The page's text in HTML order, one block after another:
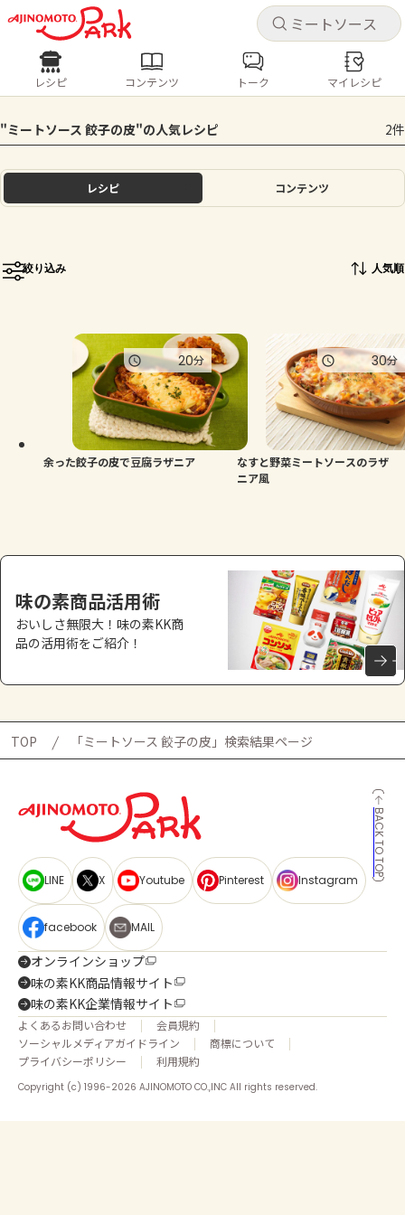
キャ
ログインするとレシピを保存できます
ログイン
ホーム
トーク
よくあるお問い合わせ
お買い物
キャ
レシピ コンテンツ
人気の食材・レシピ
きゅうり なす トマト とうもろこし
ピーマン
レシピ コンテンツ トーク マイレシピ
"ミートソース 餃子の皮"の人気レシピ 2件
レシピ コンテンツ
絞り込み 人気順
余った餃子の皮で豆腐ラザニア
20分
なすと野菜ミートソースのラザ
ニア風
30分
味の素商品活用術
おいしさ無限大！味の素KK商
品の活用術をご紹介！
TOP 「ミートソース 餃子の皮」検索結果ページ
BACK TO TOP
LINE X Youtube Pinterest Instagram
facebook MAIL
オンラインショップ
味の素KK商品情報サイト
味の素KK企業情報サイト
よくあるお問い合わせ
会員規約
ソーシャルメディアガイドライン
商標について
プライバシーポリシー
利用規約
Copyright (c) 1996-2026 AJINOMOTO CO.,INC All rights reserved.